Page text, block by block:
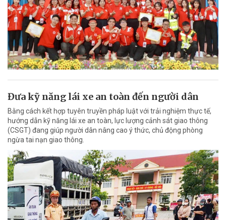
Đưa kỹ năng lái xe an toàn đến người dân
Bằng cách kết hợp tuyên truyền pháp luật với trải nghiệm thực tế,
hướng dẫn kỹ năng lái xe an toàn, lực lượng cảnh sát giao thông
(CSGT) đang giúp người dân nâng cao ý thức, chủ động phòng
ngừa tai nạn giao thông.